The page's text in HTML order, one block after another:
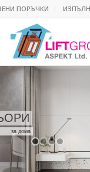
ПОРЪЧКИ
за дома